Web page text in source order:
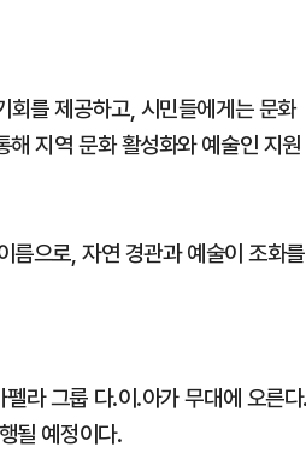
를 제공하고, 시민들에게는 문화
지역 문화 활성화와 예술인 지원
름으로, 자연 경관과 예술이 조화를
라 그룹 다.이.아가 무대에 오른
될 예정이다.